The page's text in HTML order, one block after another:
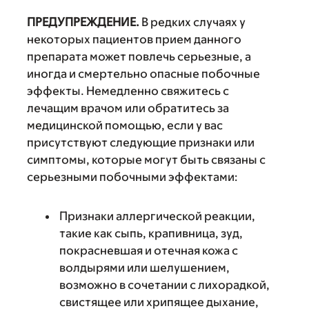
ПРЕДУПРЕЖДЕНИЕ. В редких случаях у
некоторых пациентов прием данного
препарата может повлечь серьезные, а
иногда и смертельно опасные побочные
эффекты. Немедленно свяжитесь с
лечащим врачом или обратитесь за
медицинской помощью, если у вас
присутствуют следующие признаки или
симптомы, которые могут быть связаны с
серьезными побочными эффектами:
Признаки аллергической реакции,
такие как сыпь, крапивница, зуд,
покрасневшая и отечная кожа с
волдырями или шелушением,
возможно в сочетании с лихорадкой,
свистящее или хрипящее дыхание,